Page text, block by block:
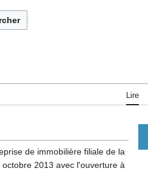
Lire
de immobilière filiale de la
octobre 2013 avec l'ouverture à